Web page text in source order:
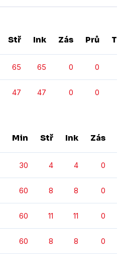
Stř Ink Zás Prů
65 65 0 0
47 47 0 0
Min Stř Ink Zás
30 4 4 0
60 8 8 0
60 11 11 0
60 8 8 0